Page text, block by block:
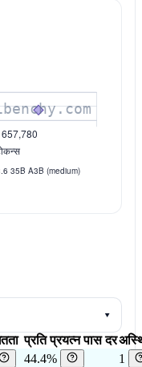
▾
प्रति प्रयत्न पास दर
44.4%
1